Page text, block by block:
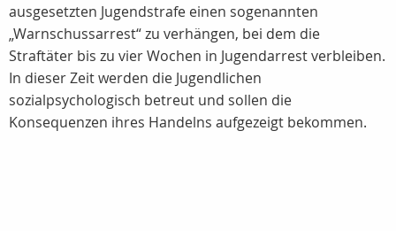
ausgesetzten Jugendstrafe einen sogenannten
„Warnschussarrest“ zu verhängen, bei dem die
Straftäter bis zu vier Wochen in Jugendarrest verbleiben.
In dieser Zeit werden die Jugendlichen
sozialpsychologisch betreut und sollen die
Konsequenzen ihres Handelns aufgezeigt bekommen.